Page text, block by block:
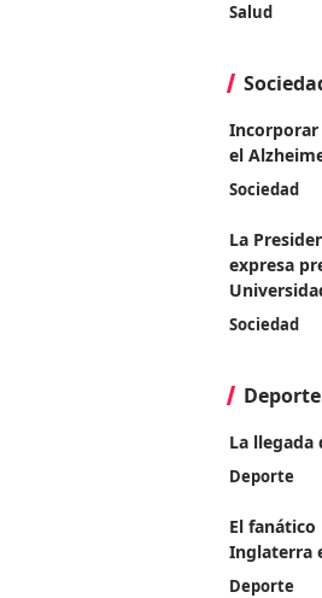
Salud
Incorporar
el
Sociedad
La
expresa
Sociedad
Deporte
La llegada
Deporte
El
Inglaterra
Deporte